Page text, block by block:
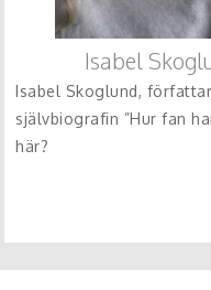
Isabel
Isabel Skoglund,
självbiografin ”Hur fan
här?